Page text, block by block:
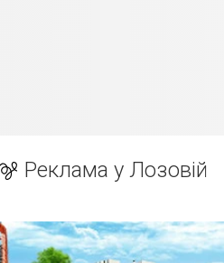
Реклама у Лозовій